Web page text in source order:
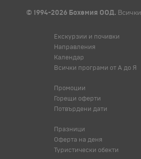
© 1994-2026 Бохемия ООД.
Екскурзии и почивки
Направления
Календар
Всички програми от А до Я
Промоции
Горещи оферти
Потвърдени дати
Празници
Оферта на деня
Туристически обекти